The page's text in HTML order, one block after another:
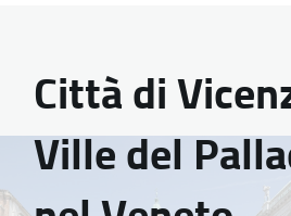
Città di
Ville del